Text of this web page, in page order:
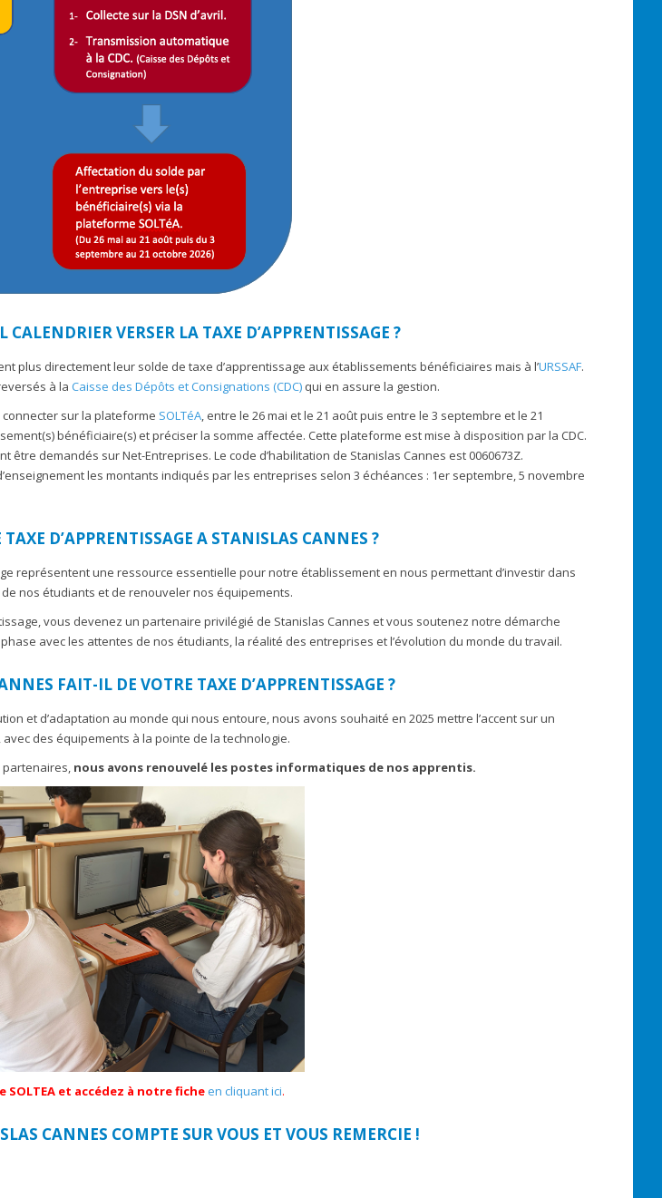
VERSER LA TAXE D’APPRENTISSAGE ?
plus directement leur solde de taxe d’apprentissage aux établissements bénéficiaires mais à l’URSSAF.
à la Caisse des Dépôts et Consignations (CDC)qui en assure la gestion.
sur la plateforme SOLTéA, entre le 26 mai et le 21 août puis entre le 3 septembre et le 21
bénéficiaire(s) et préciser la somme affectée. Cette plateforme est mise à disposition par la CDC.
être demandés sur Net-Entreprises. Le code d’habilitation de Stanislas Cannes est 0060673Z.
les montants indiqués par les entreprises selon 3 échéances : 1er septembre, 5 novembre
D’APPRENTISSAGE A STANISLAS CANNES ?
représentent une ressource essentielle pour notre établissement en nous permettant d’investir dans
nos étudiants et de renouveler nos équipements.
vous devenez un partenaire privilégié de Stanislas Cannes et vous soutenez notre démarche
avec les attentes de nos étudiants, la réalité des entreprises et l’évolution du monde du travail.
FAIT-IL DE VOTRE TAXE D’APPRENTISSAGE ?
et d’adaptation au monde qui nous entoure, nous avons souhaité en 2025 mettre l’accent sur un
des équipements à la pointe de la technologie.
partenaires, nous avons renouvelé les postes informatiques de nos apprentis.
et accédez à notre fiche en cliquant ici.
CANNES COMPTE SUR VOUS ET VOUS REMERCIE !